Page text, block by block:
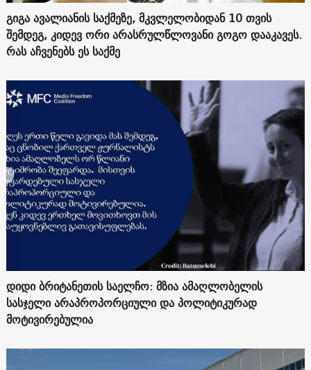
გიგა ავალიანის საქმეზე, მკვლელობიდან 10 თვის
შემდეგ, კიდევ ორი არასრულწლოვანი გოგო დააკავეს.
რას აჩვენებს ეს საქმე
დიდი ბრიტანეთის საელჩო: მზია ამაღლობელის
სასჯელი არაპროპორციული და პოლიტიკურად
მოტივირებულია